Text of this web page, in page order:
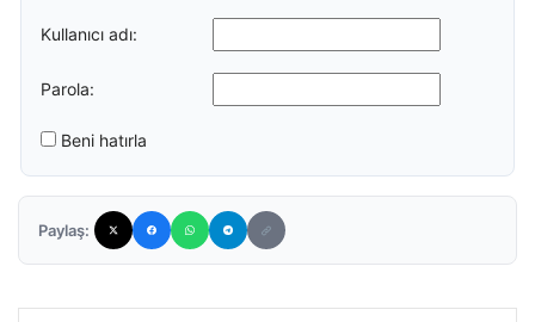
Kullanıcı adı:
Parola:
Beni hatırla
Paylaş: